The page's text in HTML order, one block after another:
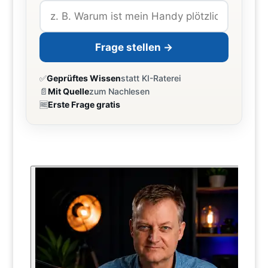
Frage stellen →
✅Geprüftes Wissenstatt KI-Raterei
📄Mit Quellezum Nachlesen
🆓Erste Frage gratis